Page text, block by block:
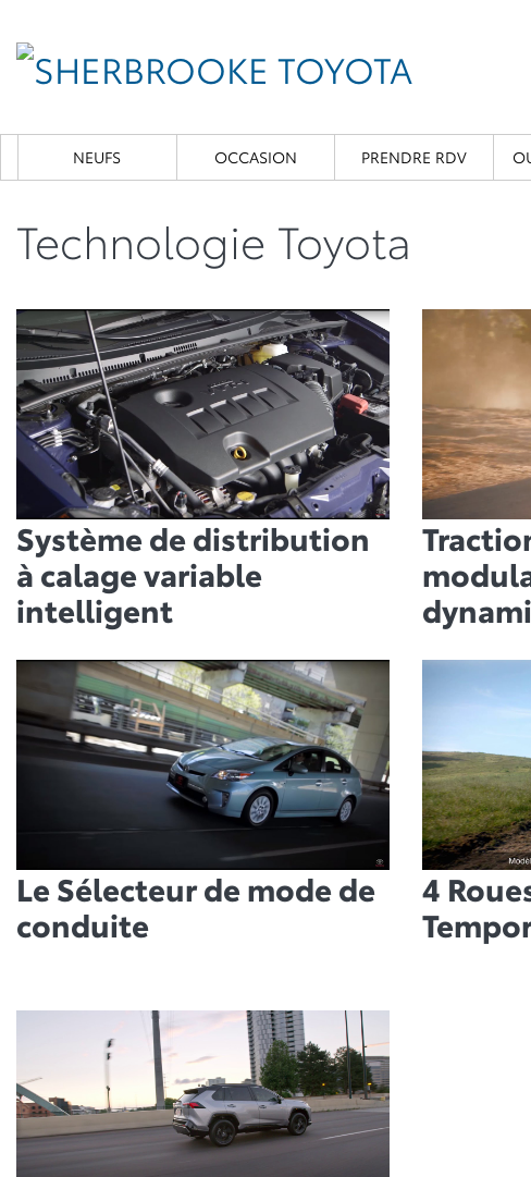
NEUFS OCCASION PRENDRE RDV
Technologie Toyota
Système de distribution
à calage variable
intelligent
Le Sélecteur de mode de
conduite
4